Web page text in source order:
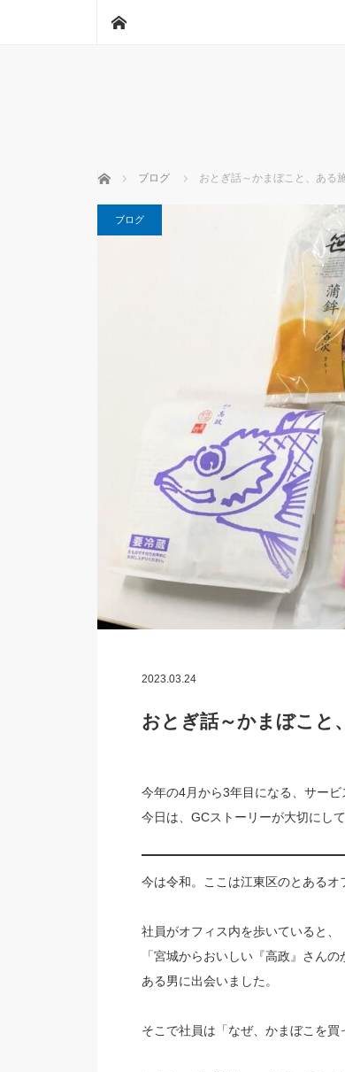
ホーム ブログ おとぎ話～かまぼこと、ある
ブログ
2023.03.24
おとぎ話～かまぼこと
今年の4月から3年目になる、サービ
今日は、GCストーリーが大切にし
今は令和。ここは江東区のとあるオ
社員がオフィス内を歩いていると、
「宮城からおいしい『高政』さん
ある男に出会いました。
そこで社員は「なぜ、かまぼこを買